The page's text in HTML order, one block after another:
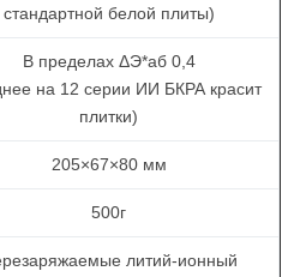
стандартной белой плиты)
В пределах ΔЭ*аб 0,4
на 12 серии ИИ БКРА красит
плитки)
205×67×80 мм
500г
литий-ионный